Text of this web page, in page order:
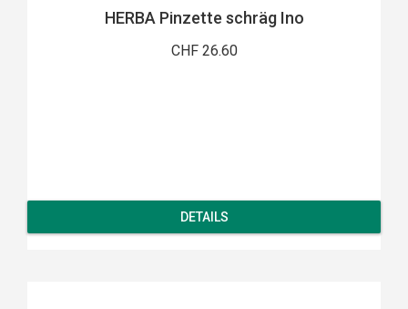
HERBA Pinzette schräg Ino
CHF 26.60
DETAILS